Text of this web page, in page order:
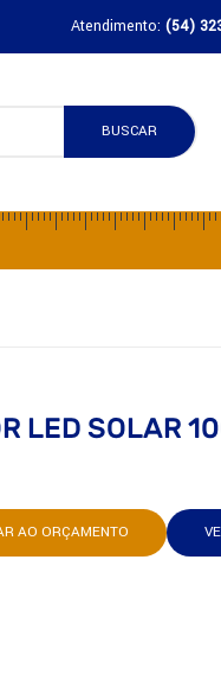
Atendimento: (54)
BUSCAR
LED SOLAR
AO ORÇAMENTO